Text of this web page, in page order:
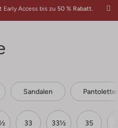
Early Access bis zu 50 % Rabatt.
Sandalen
33 33½ 35